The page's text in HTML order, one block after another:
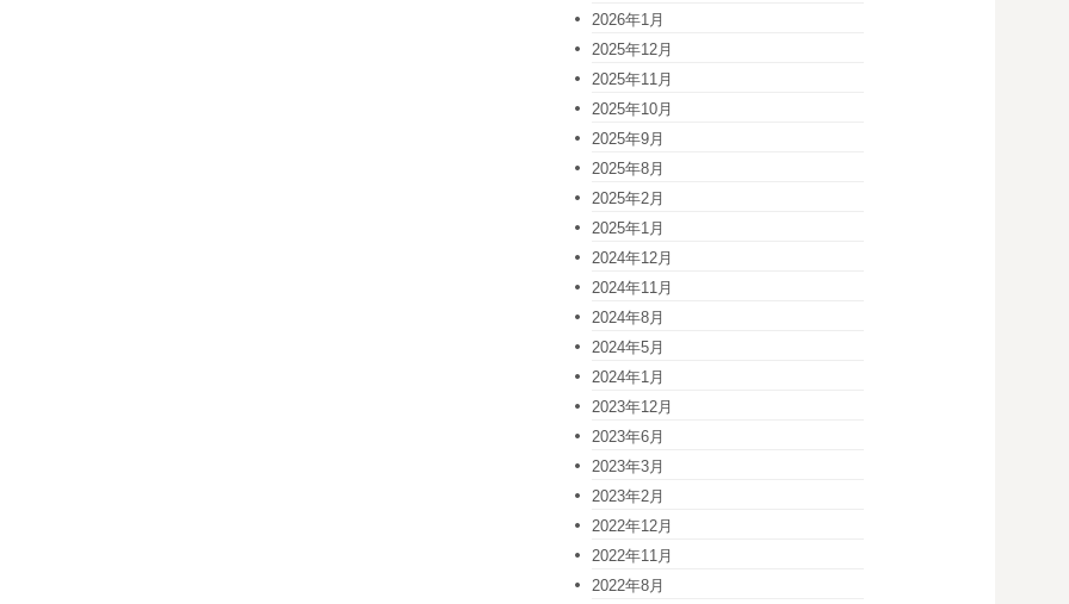
2026年1月
2025年12月
2025年11月
2025年10月
2025年9月
2025年8月
2025年2月
2025年1月
2024年12月
2024年11月
2024年8月
2024年5月
2024年1月
2023年12月
2023年6月
2023年3月
2023年2月
2022年12月
2022年11月
2022年8月